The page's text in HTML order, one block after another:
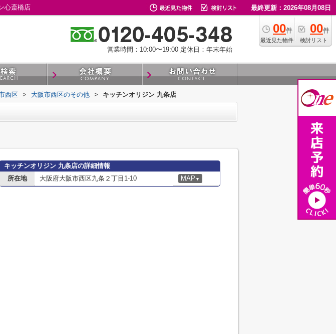
心斎橋店 最終更新：2026年08月08日
00件
最近見た物件
00件
検討リスト
営業時間：10:00〜19:00 定休日：年末年始
西区 > 大阪市西区のその他 > キッチンオリジン 九条店
キッチンオリジン 九条店の詳細情報
所在地
大阪府大阪市西区九条２丁目1-10 MAP ▼